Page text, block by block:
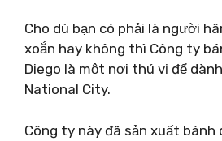
Cho dù bạn có phải là người
xoắn hay không thì Công ty
Diego là một nơi thú vị để
National City.
Công ty này đã sản xuất bánh